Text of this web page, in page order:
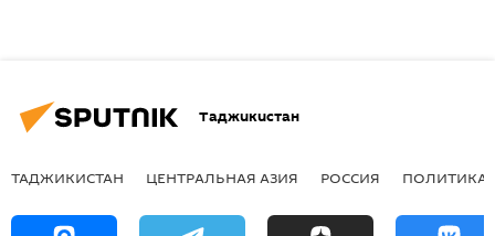
Таджикистан
ТАДЖИКИСТАН ЦЕНТРАЛЬНАЯ АЗИЯ РОССИЯ ПОЛИТИКА